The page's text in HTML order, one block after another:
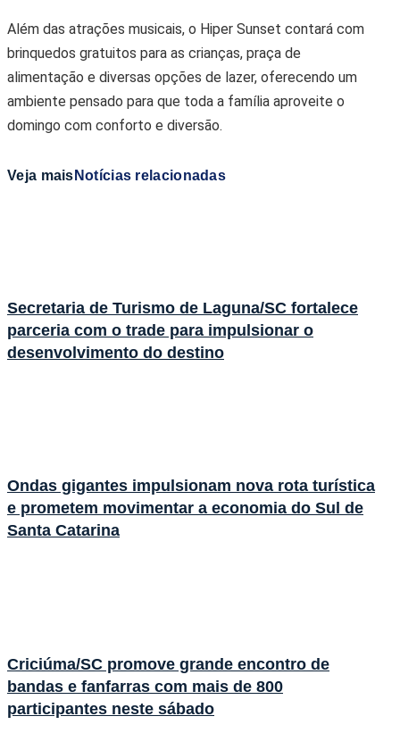
Além das atrações musicais, o Hiper Sunset contará com
brinquedos gratuitos para as crianças, praça de
alimentação e diversas opções de lazer, oferecendo um
ambiente pensado para que toda a família aproveite o
domingo com conforto e diversão.
Veja mais Notícias relacionadas
Secretaria de Turismo de Laguna/SC fortalece
parceria com o trade para impulsionar o
desenvolvimento do destino
Ondas gigantes impulsionam nova rota turística
e prometem movimentar a economia do Sul de
Santa Catarina
Criciúma/SC promove grande encontro de
bandas e fanfarras com mais de 800
participantes neste sábado